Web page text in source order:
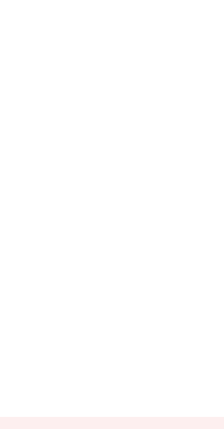
อนทำศัลยกรรมที่โรง